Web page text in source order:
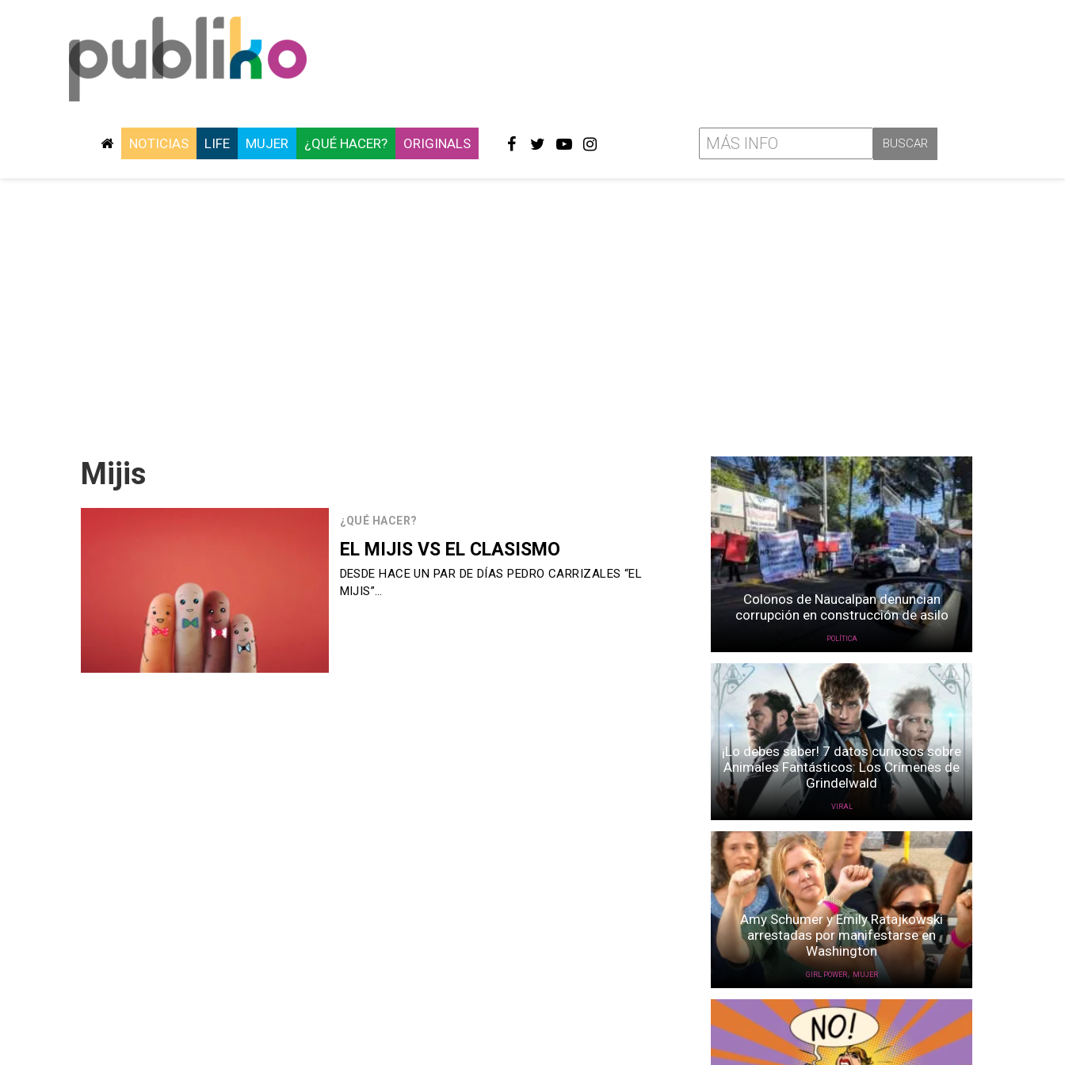
NOTICIAS LIFE MUJER ¿QUÉ HACER? ORIGINALS
Mijis
¿QUÉ HACER?
EL MIJIS VS EL CLASISMO
DESDE HACE UN PAR DE DÍAS PEDRO CARRIZALES “EL
MIJIS”…
Colonos de Naucalpan denuncian
corrupción en construcción de asilo
POLÍTICA
¡Lo debes saber! 7 datos curiosos sobre
Animales Fantásticos: Los Crímenes de
Grindelwald
VIRAL
Amy Schumer y Emily Ratajkowski
arrestadas por manifestarse en
Washington
GIRL POWER, MUJER